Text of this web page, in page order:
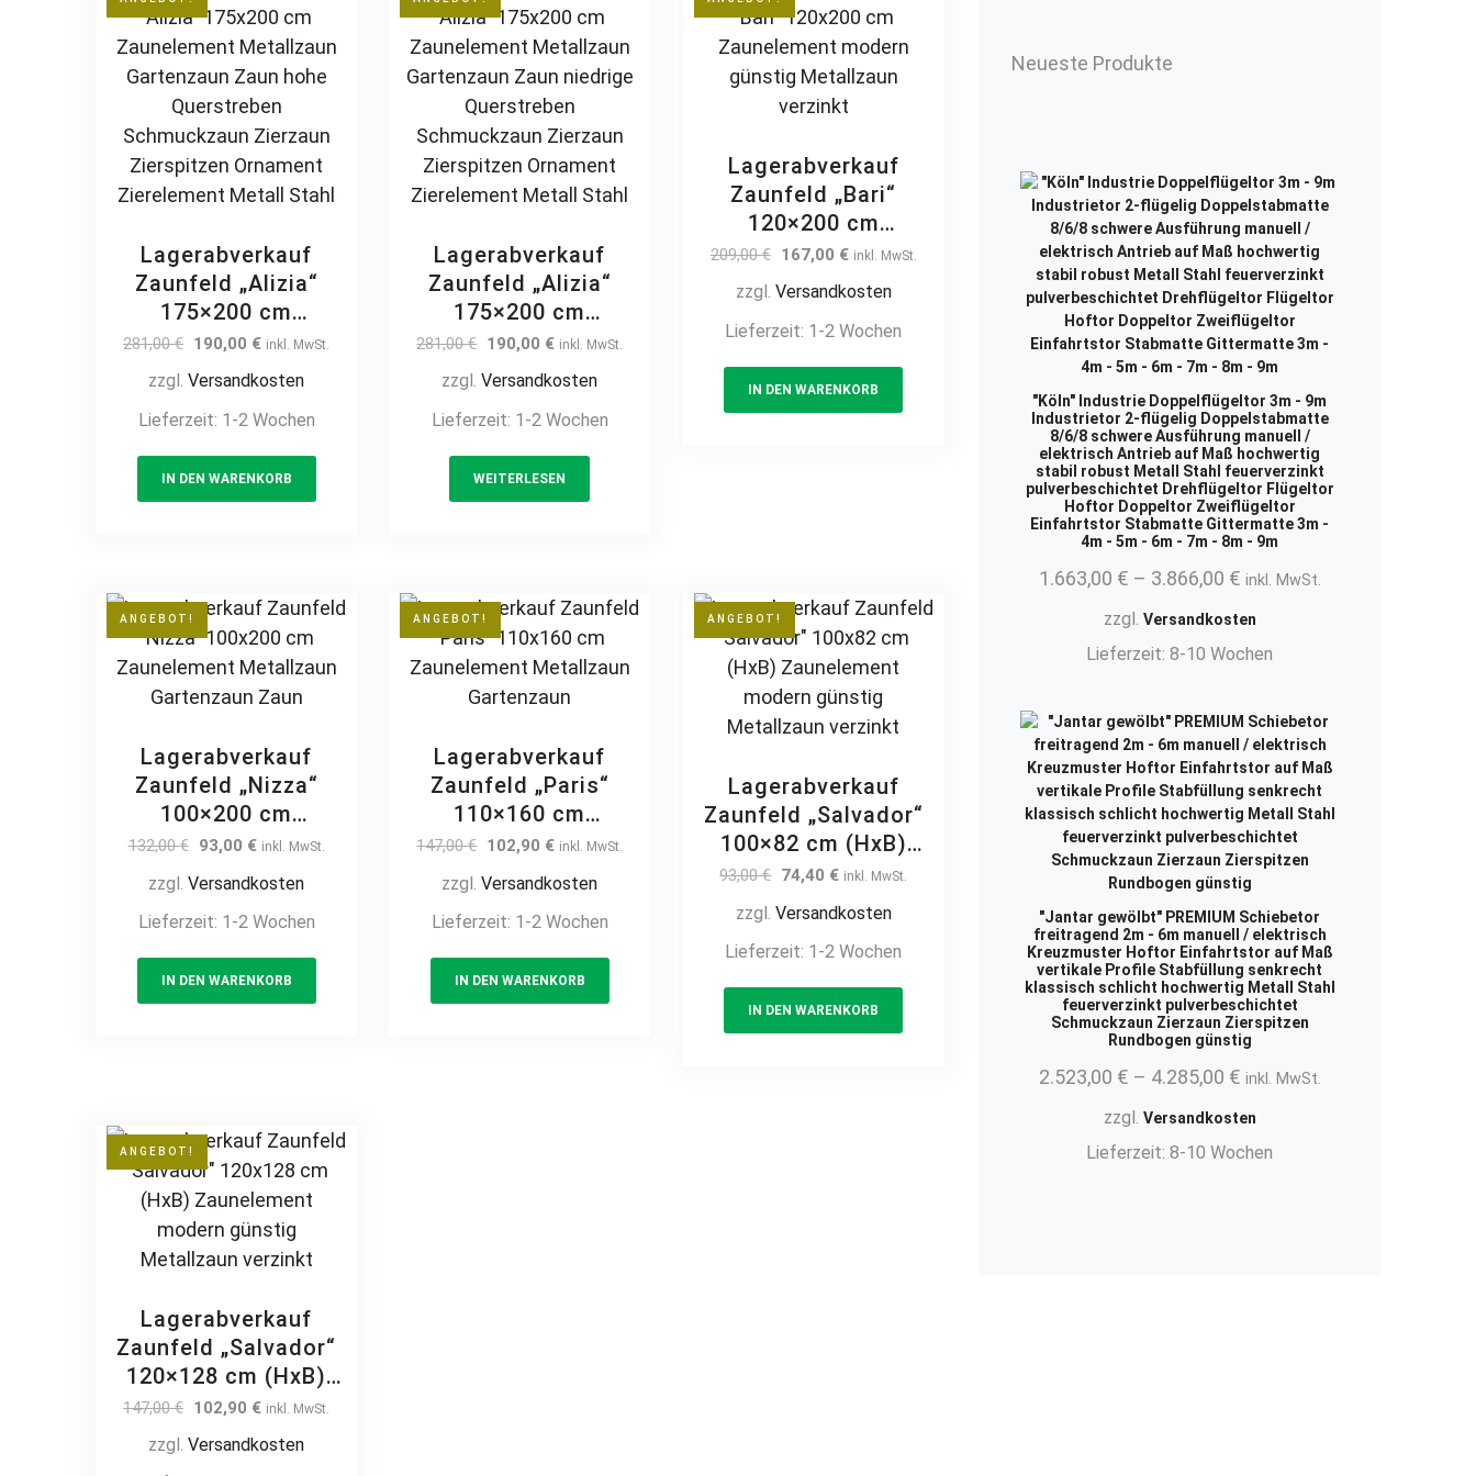
Designzaun
feuerverzinkt
pulverbeschichtet
vertikal
Designzaun
feuerverzinkt
pulverbeschichtet
vertikal
Designzaun
feuerverzinkt
pulverbeschichtet
vertikal
Lagerabverkauf
Zaunfeld „Alizia“
175×200 cm
Zaunelement
Metallzaun
Gartenzaun Zaun
hohe Querstreben
Schmuckzaun
Zierzaun Zierspitzen
281,00€ Original
was:
281,00 €.
190,00 €Current
is:
190,00 €.
inkl. MwSt.
zzgl. Versandkosten
Lieferzeit: 1-2 Wochen
IN DEN WARENKORB
Lagerabverkauf
Zaunfeld „Alizia“
175×200 cm
Zaunelement
Metallzaun
Gartenzaun Zaun
niedrige Querstreben
Schmuckzaun
Zierzaun Zierspitzen
281,00€ Original
was:
281,00 €.
190,00 €Current
is:
190,00 €.
inkl. MwSt.
zzgl.Versandkosten
Lieferzeit: 1-2 Wochen
WEITERLESEN
Lagerabverkauf
Zaunfeld „Bari“
120×200 cm
Zaunelement modern
günstig Metallzaun
209,00€ Original
was:
209,00 €.
167,00 €Current
is:
167,00 €.
inkl. MwSt.
zzgl. Versandkosten
Lieferzeit: 1-2 Wochen
IN DEN WARENKORB
ANGEBOT!
Lagerabverkauf
Zaunfeld „Nizza“
100×200 cm
Zaunelement
Metallzaun
Gartenzaun Zaun
132,00€ Original
was:
132,00 €.
93,00 €Current
is:
93,00 €.
inkl. MwSt.
zzgl. Versandkosten
Lieferzeit: 1-2 Wochen
IN DEN WARENKORB
ANGEBOT!
Lagerabverkauf
Zaunfeld „Paris“
110×160 cm
Zaunelement
Metallzaun
Gartenzaun
147,00€ Original
was:
147,00 €.
102,90 €Current
is:
102,90 €.
inkl. MwSt.
zzgl.Versandkosten
Lieferzeit: 1-2 Wochen
IN DEN WARENKORB
ANGEBOT!
Lagerabverkauf
Zaunfeld „Salvador“
100×82 cm (HxB)
Zaunelement modern
günstig Metallzaun
93,00€ Original
was:
93,00 €.
74,40 €Current
is:
74,40 €.
inkl. MwSt.
zzgl. Versandkosten
Lieferzeit: 1-2 Wochen
IN DEN WARENKORB
ANGEBOT!
Lagerabverkauf
Zaunfeld „Salvador“
120×128 cm (HxB)
Zaunelement modern
günstig Metallzaun
147,00€ Original
was:
102,90 €Current
is:
inkl. MwSt.
zzgl. Versandkosten
Neueste Produkte
"Köln" Industrie Doppelflügeltor 3m - 9m
Industrietor 2-flügelig Doppelstabmatte
8/6/8 schwere Ausführung manuell /
elektrisch Antrieb auf Maß hochwertig
stabil robust Metall Stahl feuerverzinkt
pulverbeschichtet Drehflügeltor Flügeltor
Hoftor Doppeltor Zweiflügeltor
Einfahrtstor Stabmatte Gittermatte 3m -
4m - 5m - 6m - 7m - 8m - 9m
1.663,00 € – 3.866,00 € inkl. MwSt.
zzgl. Versandkosten
Lieferzeit: 8-10 Wochen
"Jantar gewölbt" PREMIUM Schiebetor
freitragend 2m - 6m manuell / elektrisch
Kreuzmuster Hoftor Einfahrtstor auf Maß
vertikale Profile Stabfüllung senkrecht
klassisch schlicht hochwertig Metall Stahl
feuerverzinkt pulverbeschichtet
Schmuckzaun Zierzaun Zierspitzen
Rundbogen günstig
2.523,00 € – 4.285,00 € inkl. MwSt.
zzgl. Versandkosten
Lieferzeit: 8-10 Wochen